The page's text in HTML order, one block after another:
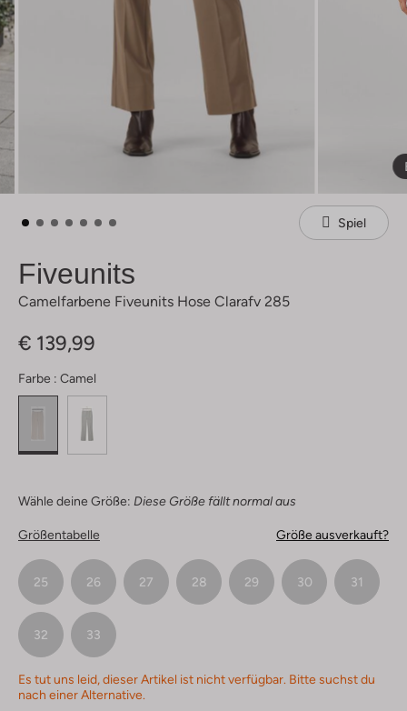
Spiel
Fiveunits
Camelfarbene Fiveunits Hose Clarafv 285
€ 139,99
Farbe : Camel
Wähle deine Größe: Diese Größe fällt normal aus
Größentabelle Größe ausverkauft?
25 26 27 28 29 30 31
32 33
Es tut uns leid, dieser Artikel ist nicht verfügbar. Bitte suchst du
nach einer Alternative.